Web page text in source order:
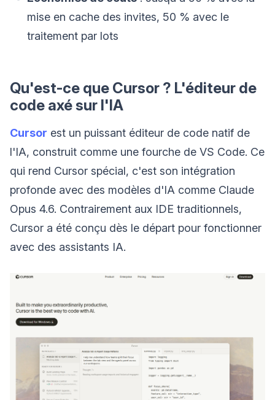
mise en cache des invites, 50 % avec le
traitement par lots
Qu'est-ce que Cursor ? L'éditeur de
code axé sur l'IA
Cursor est un puissant éditeur de code natif de
l'IA, construit comme une fourche de VS Code. Ce
qui rend Cursor spécial, c'est son intégration
profonde avec des modèles d'IA comme Claude
Opus 4.6. Contrairement aux IDE traditionnels,
Cursor a été conçu dès le départ pour fonctionner
avec des assistants IA.